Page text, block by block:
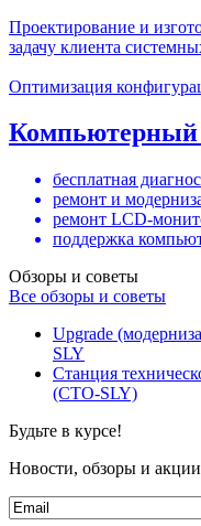
Проектирование и
задачу клиента
Оптимизация
Компьютерный
бесплатная
ремонт и
ремонт LCD-
поддержка
Обзоры и советы
Все обзоры и советы
Upgrade
SLY
Станция
(СТО-SLY)
Будьте в курсе!
Новости, обзоры и акции